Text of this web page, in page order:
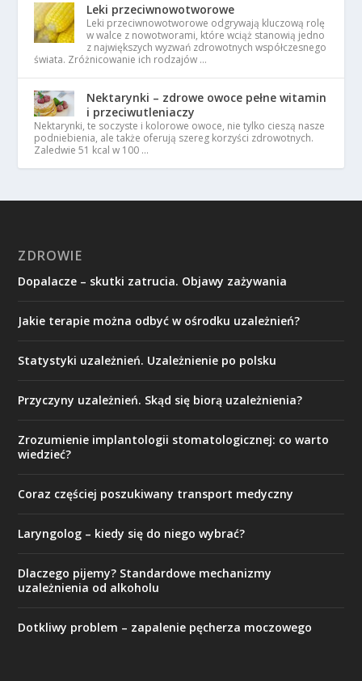
Leki przeciwnowotworowe
Leki przeciwnowotworowe odgrywają kluczową rolę
w walce z nowotworami, które wciąż stanowią jedno
z największych wyzwań zdrowotnych współczesnego
świata. Zróżnicowanie ich rodzajów …
Nektarynki – zdrowe owoce pełne witamin
i przeciwutleniaczy
Nektarynki, te soczyste i kolorowe owoce, nie tylko cieszą nasze
podniebienia, ale także oferują szereg korzyści zdrowotnych.
Zaledwie 51 kcal w 100 …
ZDROWIE
Dopalacze – skutki zatrucia. Objawy zażywania
Jakie terapie można odbyć w ośrodku uzależnień?
Statystyki uzależnień. Uzależnienie po polsku
Przyczyny uzależnień. Skąd się biorą uzależnienia?
Zrozumienie implantologii stomatologicznej: co warto
wiedzieć?
Coraz częściej poszukiwany transport medyczny
Laryngolog – kiedy się do niego wybrać?
Dlaczego pijemy? Standardowe mechanizmy
uzależnienia od alkoholu
Dotkliwy problem – zapalenie pęcherza moczowego